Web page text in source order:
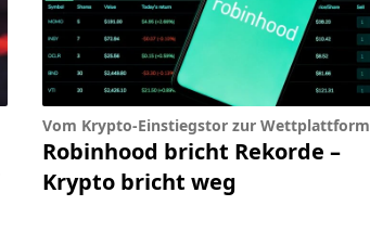
Vom Krypto-Einstiegstor zur Wettplattform
Robinhood bricht Rekorde –
Krypto bricht weg